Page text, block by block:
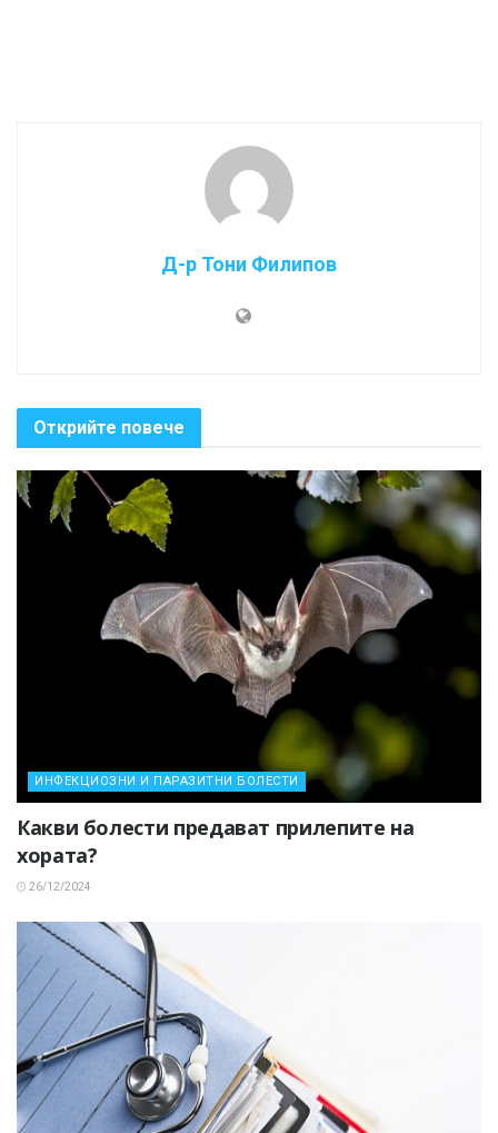
Д-р Тони Филипов
Открийте повече
ИНФЕКЦИОЗНИ И ПАРАЗИТНИ БОЛЕСТИ
Какви болести предават прилепите на
хората?
26/12/2024